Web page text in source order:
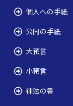
個人への手紙
公同の手紙
大預言
小預言
律法の書